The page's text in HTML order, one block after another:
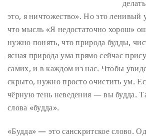
это, я ничтожество». Но это ленивый
что мысль «Я недостаточно хорош»
нужно понять, что природа будды,
ясная природа ума прямо сейчас
самих, и в каждом из нас. Чтобы
скрыто, нужно просто очистить ум.
чёрную тень неведения — вы будда.
слова «будда».
«Будда» — это санскритское слово.